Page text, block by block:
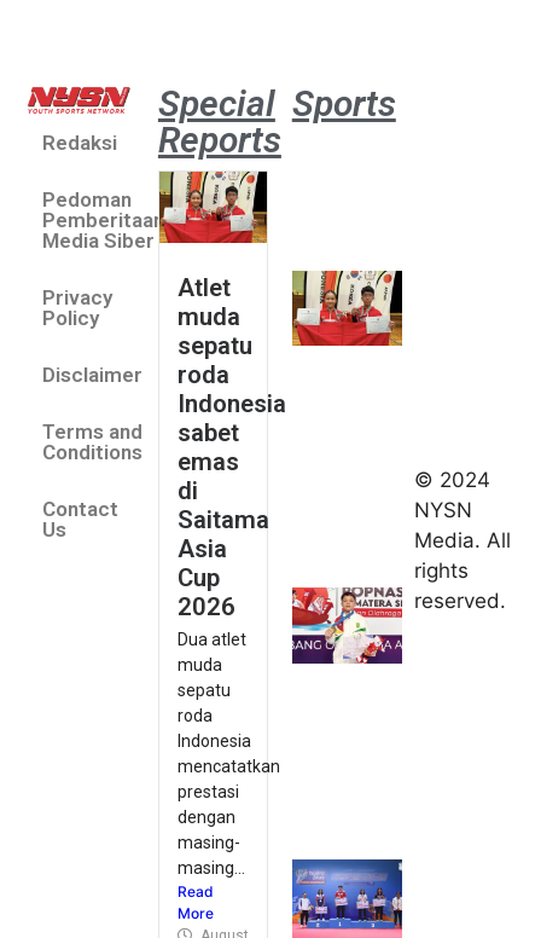
Redaksi
Pedoman
Pemberitaan
Media Siber
Privacy
Policy
Disclaimer
Terms and
Conditions
Contact
Us
Special
Reports
Atlet
muda
sepatu
roda
Indonesia
sabet
emas
di
Saitama
Asia
Cup
2026
Dua atlet
muda
sepatu
roda
Indonesia
mencatatkan
prestasi
dengan
masing-
masing...
Read
More
Sports
2026
Indonesia
kirim tiga
lifter
muda ke
Kejuaraan
© 2024
NYSN
Media. All
rights
reserved.